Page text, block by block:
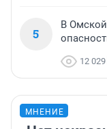
5
В
12 029
МНЕНИЕ